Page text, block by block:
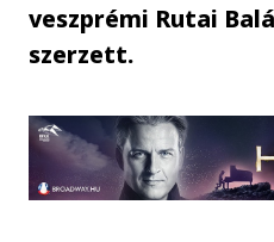
veszprémi Rutai
szerzett.